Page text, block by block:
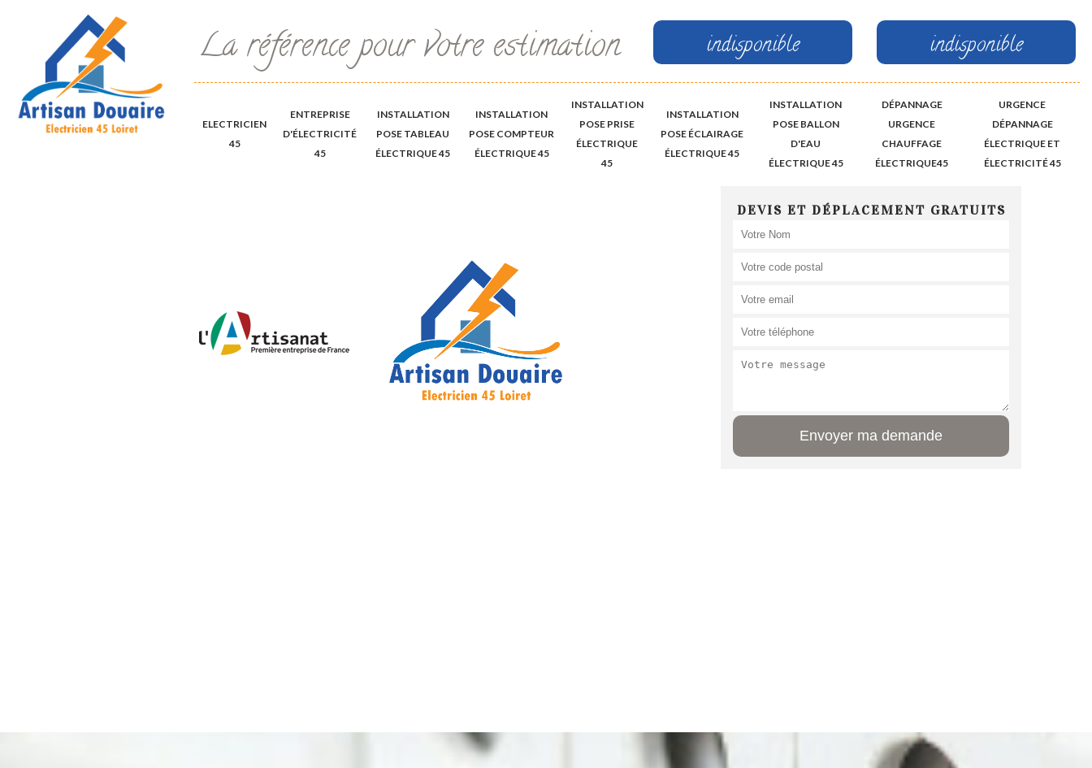
La référence pour votre estimation indisponible indisponible
ELECTRICIEN
45
ENTREPRISE
D'ÉLECTRICITÉ
45
INSTALLATION
POSE TABLEAU
ÉLECTRIQUE 45
INSTALLATION
POSE COMPTEUR
ÉLECTRIQUE 45
INSTALLATION
POSE PRISE
ÉLECTRIQUE
45
INSTALLATION
POSE ÉCLAIRAGE
ÉLECTRIQUE 45
INSTALLATION
POSE BALLON
D'EAU
ÉLECTRIQUE 45
DÉPANNAGE
URGENCE
CHAUFFAGE
ÉLECTRIQUE45
URGENCE
DÉPANNAGE
ÉLECTRIQUE ET
ÉLECTRICITÉ 45
DEVIS ET DÉPLACEMENT GRATUITS